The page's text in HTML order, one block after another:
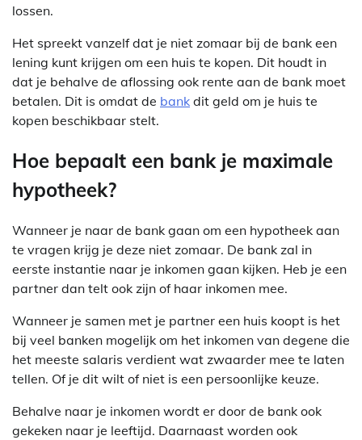
lossen.
Het spreekt vanzelf dat je niet zomaar bij de bank een
lening kunt krijgen om een huis te kopen. Dit houdt in
dat je behalve de aflossing ook rente aan de bank moet
betalen. Dit is omdat de bank dit geld om je huis te
kopen beschikbaar stelt.
Hoe bepaalt een bank je maximale
hypotheek?
Wanneer je naar de bank gaan om een hypotheek aan
te vragen krijg je deze niet zomaar. De bank zal in
eerste instantie naar je inkomen gaan kijken. Heb je een
partner dan telt ook zijn of haar inkomen mee.
Wanneer je samen met je partner een huis koopt is het
bij veel banken mogelijk om het inkomen van degene die
het meeste salaris verdient wat zwaarder mee te laten
tellen. Of je dit wilt of niet is een persoonlijke keuze.
Behalve naar je inkomen wordt er door de bank ook
gekeken naar je leeftijd. Daarnaast worden ook